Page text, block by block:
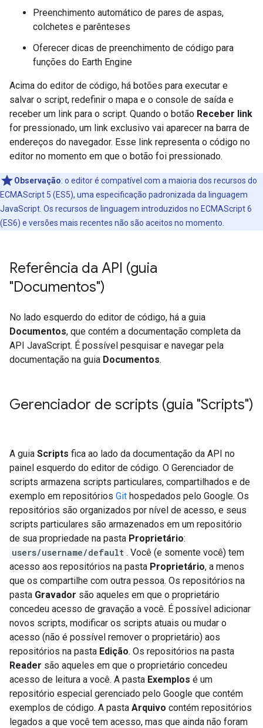
Preenchimento automático de pares de aspas,
colchetes e parênteses
Oferecer dicas de preenchimento de código para
funções do Earth Engine
Acima do editor de código, há botões para executar e
salvar o script, redefinir o mapa e o console de saída e
receber um link para o script. Quando o botão Receber link
for pressionado, um link exclusivo vai aparecer na barra de
endereços do navegador. Esse link representa o código no
editor no momento em que o botão foi pressionado.
Observação: o editor é compatível com a maioria dos recursos do
ECMAScript 5 (ES5), uma especificação padronizada da linguagem
JavaScript. Os recursos de linguagem introduzidos no ECMAScript 6
(ES6) e versões mais recentes não são aceitos no momento.
Referência da API (guia
"Documentos")
No lado esquerdo do editor de código, há a guia
Documentos, que contém a documentação completa da
API JavaScript. É possível pesquisar e navegar pela
documentação na guia Documentos.
Gerenciador de scripts (guia "Scripts")
A guia Scripts fica ao lado da documentação da API no
painel esquerdo do editor de código. O Gerenciador de
scripts armazena scripts particulares, compartilhados e de
exemplo em repositórios Git hospedados pelo Google. Os
repositórios são organizados por nível de acesso, e seus
scripts particulares são armazenados em um repositório
de sua propriedade na pasta Proprietário:
users/username/default . Você (e somente você) tem
acesso aos repositórios na pasta Proprietário, a menos
que os compartilhe com outra pessoa. Os repositórios na
pasta Gravador são aqueles em que o proprietário
concedeu acesso de gravação a você. É possível adicionar
novos scripts, modificar os scripts atuais ou mudar o
acesso (não é possível remover o proprietário) aos
repositórios na pasta Edição. Os repositórios na pasta
Reader são aqueles em que o proprietário concedeu
acesso de leitura a você. A pasta Exemplos é um
repositório especial gerenciado pelo Google que contém
exemplos de código. A pasta Arquivo contém repositórios
legados a que você tem acesso, mas que ainda não foram